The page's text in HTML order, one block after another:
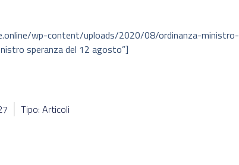
wp-content/uploads/2020/08/ordinanza-ministro-
speranza del 12 agosto”]
Tipo: Articoli